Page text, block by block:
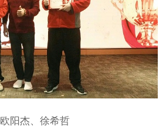
欧阳杰、徐希哲